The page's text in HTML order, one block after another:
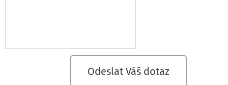
Odeslat Váš dotaz